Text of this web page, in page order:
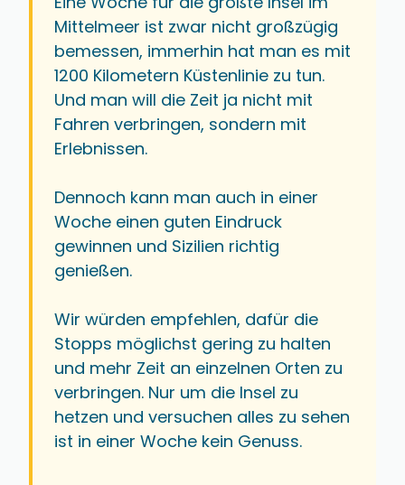
📄 3 verknüpfte Inhalte
Palermo
Hauptstadt Siziliens an der Nordküste Italiens.
+
📄 5 verknüpfte Inhalte
Mittelmeer ist zwar nicht großzügig
bemessen, immerhin hat man es mit
1200 Kilometern Küstenlinie zu tun.
Und man will die Zeit ja nicht mit
Fahren verbringen, sondern mit
Erlebnissen.
Dennoch kann man auch in einer
Woche einen guten Eindruck
gewinnen und Sizilien richtig
genießen.
Wir würden empfehlen, dafür die
Stopps möglichst gering zu halten
und mehr Zeit an einzelnen Orten zu
verbringen. Nur um die Insel zu
hetzen und versuchen alles zu sehen
ist in einer Woche kein Genuss.